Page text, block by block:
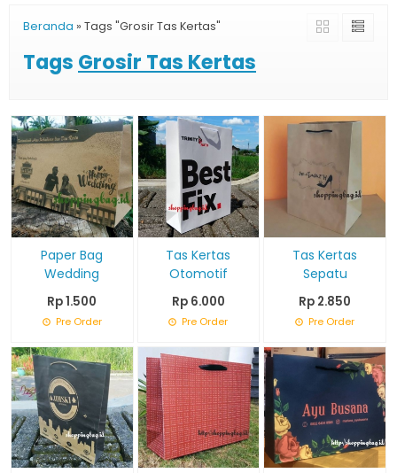
Beranda » Tags "Grosir Tas Kertas"
Tags Grosir Tas Kertas
Paper Bag
Wedding
Rp 1.500
Pre Order
Tas Kertas
Otomotif
Rp 6.000
Pre Order
Tas Kertas
Sepatu
Rp 2.850
Pre Order